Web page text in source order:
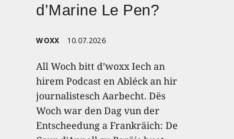
d’Marine Le Pen?
WOXX 10.07.2026
All Woch bitt d’woxx Iech an
hirem Podcast en Abléck an hir
journalistesch Aarbecht. Dës
Woch war den Dag vun der
Entscheedung a Frankräich: De